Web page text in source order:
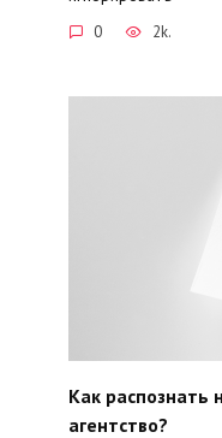
0 2k.
Как распознать
агентство?